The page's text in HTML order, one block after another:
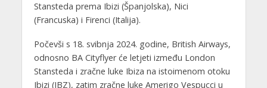
Stansteda prema Ibizi (Španjolska), Nici
(Francuska) i Firenci (Italija).
Počevši s 18. svibnja 2024. godine, British Airways,
odnosno BA Cityflyer će letjeti između London
Stansteda i zračne luke Ibiza na istoimenom otoku
Ibizi (IBZ), zatim zračne luke Amerigo Vespucci u